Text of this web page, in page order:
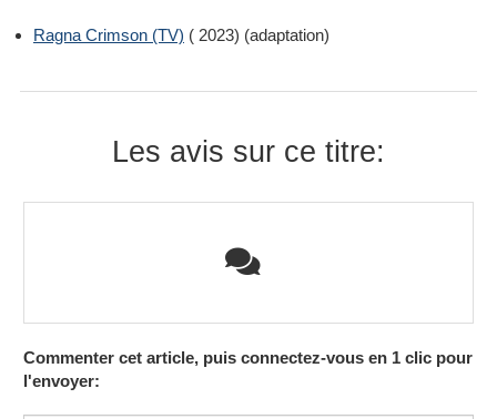
Ragna Crimson (TV) ( 2023) (adaptation)
Les avis sur ce titre:
Commenter cet article, puis connectez-vous en 1 clic pour
l'envoyer: